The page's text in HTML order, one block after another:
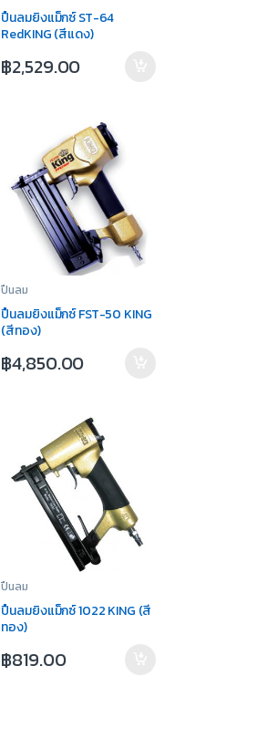
ปืนลมยิงแม็กซ์ ST-64
RedKING (สีแดง)
฿2,529.00
ปืนลม
ปืนลมยิงแม็กซ์ FST-50 KING
(สีทอง)
฿4,850.00
ปืนลม
ปืนลมยิงแม็กซ์ 1022 KING (สี
ทอง)
฿819.00